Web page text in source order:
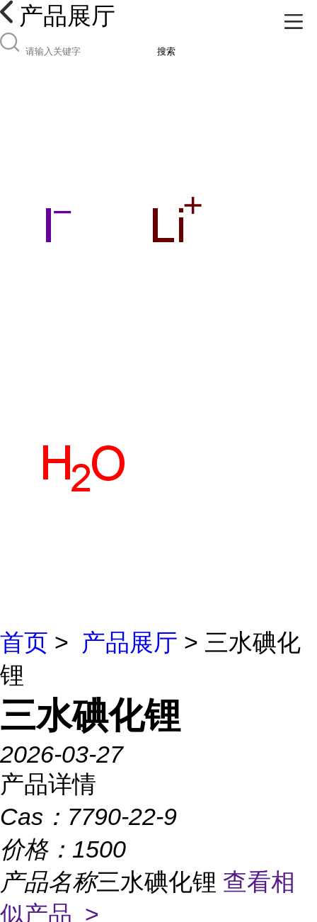
产品展厅
搜索
首页 > 产品展厅 > 三水碘化
锂
三水碘化锂
2026-03-27
产品详情
Cas： 7790-22-9
价格： 1500
产品名称三水碘化锂 查看相
似产品 >